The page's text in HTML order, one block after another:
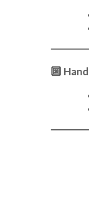
🔟